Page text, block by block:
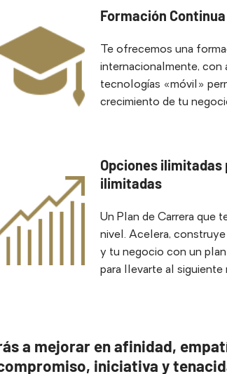
Formación Continua
Te ofrecemos una
internacionalmente, con
tecnologías «móvil»
crecimiento de tu
Opciones
ilimitadas
Un Plan de Carrera que
nivel. Acelera,
y tu negocio con un plan
para llevarte al siguiente
a mejorar en afinidad,
iniciativa y